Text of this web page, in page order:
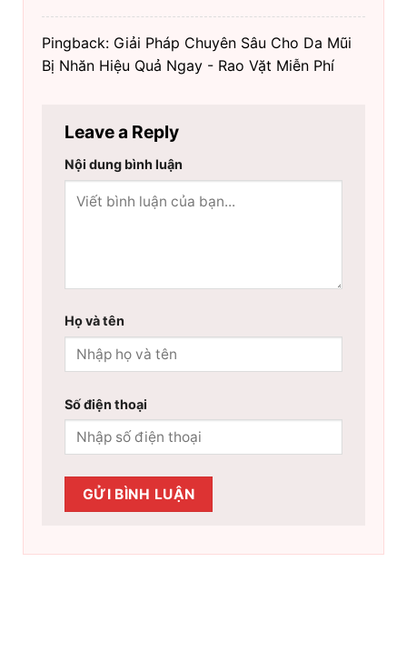
Pingback: Giải Pháp Chuyên Sâu Cho Da Mũi
Bị Nhăn Hiệu Quả Ngay - Rao Vặt Miễn Phí
Leave a Reply
Nội dung bình luận
Họ và tên
Số điện thoại